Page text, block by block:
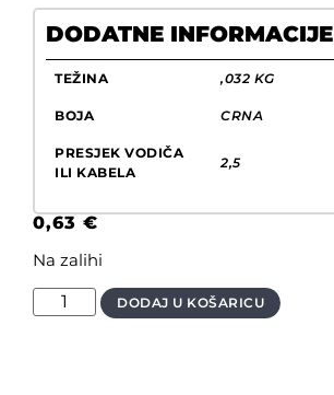
DODATNE INFORMACIJE
TEŽINA ,032 KG
BOJA CRNA
PRESJEK VODIČA
ILI KABELA
2,5
0,63 €
Na zalihi
DODAJ U KOŠARICU